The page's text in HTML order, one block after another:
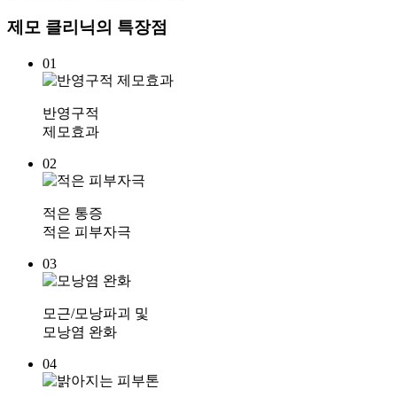
제모 클리닉의 특장점
01
반영구적
제모효과
02
적은 통증
적은 피부자극
03
모근/모낭파괴 및
모낭염 완화
04